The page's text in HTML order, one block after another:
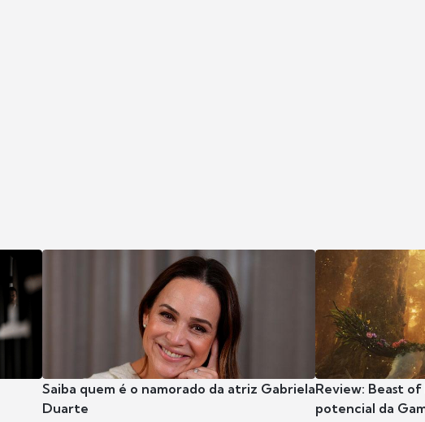
Saiba quem é o namorado da atriz Gabriela
Duarte
Review: Beast
potencial da